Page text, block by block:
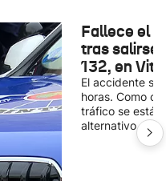
Fallece el
tras salirse
132, en
El accidente se
horas. Como
tráfico se está
alternativo en